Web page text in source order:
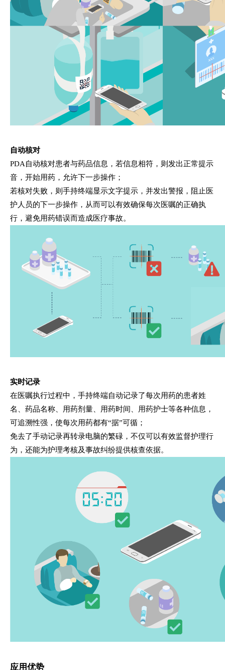
自动核对
PDA自动核对患者与药品信息，若信息相符，则发出正常提示
音，开始用药，允许下一步操作；
若核对失败，则手持终端显示文字提示，并发出警报，阻止医
护人员的下一步操作，从而可以有效确保每次医嘱的正确执
行，避免用药错误而造成医疗事故。
实时记录
在医嘱执行过程中，手持终端自动记录了每次用药的患者姓
名、药品名称、用药剂量、用药时间、用药护士等各种信息，
可追溯性强，使每次用药都有“据”可循；
免去了手动记录再转录电脑的繁碌，不仅可以有效监督护理行
为，还能为护理考核及事故纠纷提供核查依据。
应用优势